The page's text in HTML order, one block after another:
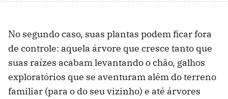
No segundo caso, suas plantas podem ficar fora
de controle: aquela árvore que cresce tanto que
suas raízes acabam levantando o chão, galhos
exploratórios que se aventuram além do terreno
familiar (para o do seu vizinho) e até árvores